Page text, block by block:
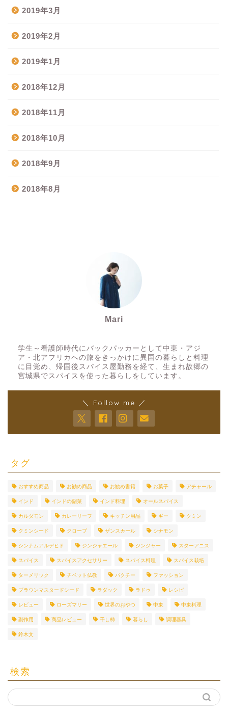
2019年3月
2019年2月
2019年1月
2018年12月
2018年11月
2018年10月
2018年9月
2018年8月
Mari
学生～看護師時代にバックパッカーとして中東・アジ
ア・北アフリカへの旅をきっかけに異国の暮らしと料理
に目覚め、帰国後スパイス屋勤務を経て、生まれ故郷の
宮城県でスパイスを使った暮らしをしています。
＼ Follow me ／
タグ
おすすめ商品 お勧め商品 お勧め書籍 お菓子 アチャール
インド インドの副菜 インド料理 オールスパイス
カルダモン カレーリーフ キッチン用品 ギー クミン
クミンシード クローブ ザンスカール シナモン
シンナムアルデヒド ジンジャエール ジンジャー スターアニス
スパイス スパイスアクセサリー スパイス料理 スパイス栽培
ターメリック チベット仏教 パクチー ファッション
ブラウンマスタードシード ラダック ラドゥ レシピ
レビュー ローズマリー 世界のおやつ 中東 中東料理
副作用 商品レビュー 干し柿 暮らし 調理器具
鈴木文
検索